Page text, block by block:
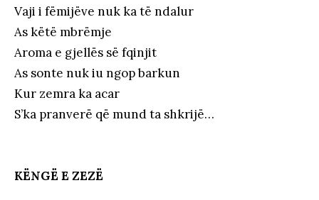
Vaji i fëmijëve nuk ka të ndalur
As këtë mbrëmje
Aroma e gjellës së fqinjit
As sonte nuk iu ngop barkun
Kur zemra ka acar
S’ka pranverë që mund ta shkrijë…
KËNGË E ZEZË